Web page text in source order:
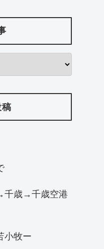
千歳→千歳空港
小牧ー